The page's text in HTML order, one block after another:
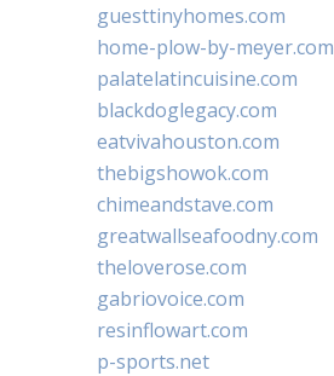
guesttinyhomes.com
home-plow-by-meyer.com
palatelatincuisine.com
blackdoglegacy.com
eatvivahouston.com
thebigshowok.com
chimeandstave.com
greatwallseafoodny.com
theloverose.com
gabriovoice.com
resinflowart.com
p-sports.net